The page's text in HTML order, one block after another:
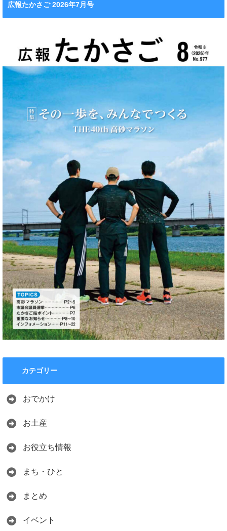
広報たかさご 2026年7月号
カテゴリー
おでかけ
お土産
お役立ち情報
まち・ひと
まとめ
イベント